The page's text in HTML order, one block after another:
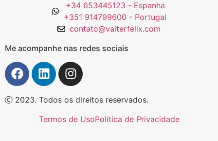
+34 653445123 - Espanha
+351 914799600 - Portugal
contato@valterfelix.com
Me acompanhe nas redes sociais
ⓒ 2023. Todos os direitos reservados.
Termos de UsoPolítica de Privacidade